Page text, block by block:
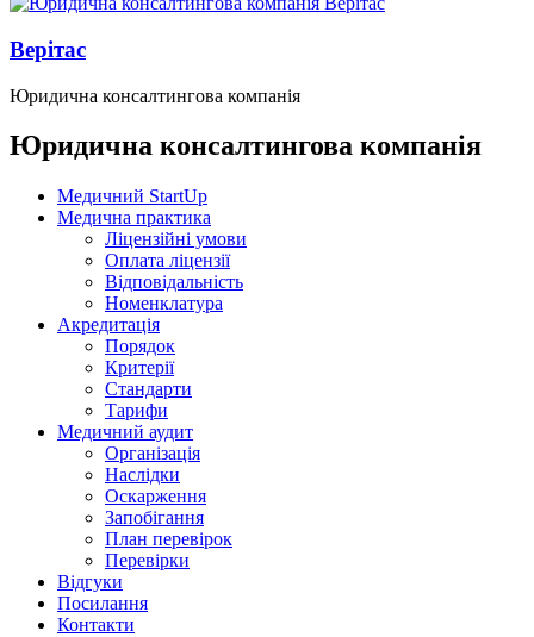
Верітас
Юридична консалтингова компанія
Юридична консалтингова компанія
Медичний StartUp
Медична практика
Ліцензійні умови
Оплата ліцензії
Відповідальність
Номенклатура
Акредитація
Порядок
Критерії
Стандарти
Тарифи
Медичний аудит
Організація
Наслідки
Оскарження
Запобігання
План перевірок
Перевірки
Відгуки
Посилання
Контакти